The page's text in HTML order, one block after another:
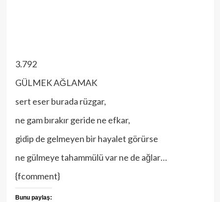
3.792
GÜLMEK AĞLAMAK
sert eser burada rüzgar,
ne gam bırakır geride ne efkar,
gidip de gelmeyen bir hayalet görürse
ne gülmeye tahammülü var ne de ağlar…
{fcomment}
Bunu paylaş: